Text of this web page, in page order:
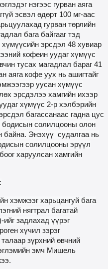
нэгээс гурван аяга
эсвэл өдөрт 100 мг-аас
гурван төрлийн
бага байгааг тэд
хүмүүсийн эрсдэл 48 хувиар
кофеин уудаг хүмүүс
тусах магадлал бараг 41
аяга кофе уух нь ашигтайг
уусан хүмүүс
эрсдэлээ хамгийн ихээр
хүмүүс 2-р хэлбэрийн
багассанаас гадна цус
бодисын солилцооны олон
байна. Энэхүү судалгаа нь
солилцооны эрүүл
харуулсан хамгийн
хэмжээг харьцангуй бага
нягтрал багатай
ийг задлахад үүрэг
хүчил зэрэг
зүрхний өвчний
эмч Мишель